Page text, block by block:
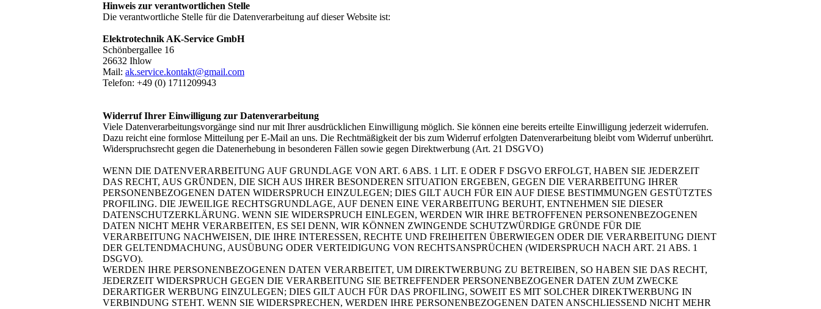
Hinweis zur verantwortlichen Stelle
Die verantwortliche Stelle für die Datenverarbeitung auf dieser Website ist:
Elektrotechnik AK-Service GmbH
Schönbergallee 16
26632 Ihlow
Mail: ak.service.kontakt@gmail.com
Telefon: +49 (0) 1711209943
Widerruf Ihrer Einwilligung zur Datenverarbeitung
Viele Datenverarbeitungsvorgänge sind nur mit Ihrer ausdrücklichen Einwilligung möglich. Sie können eine bereits erteilte Einwilligung jederzeit widerrufen.
Dazu reicht eine formlose Mitteilung per E-Mail an uns. Die Rechtmäßigkeit der bis zum Widerruf erfolgten Datenverarbeitung bleibt vom Widerruf unberührt.
Widerspruchsrecht gegen die Datenerhebung in besonderen Fällen sowie gegen Direktwerbung (Art. 21 DSGVO)
WENN DIE DATENVERARBEITUNG AUF GRUNDLAGE VON ART. 6 ABS. 1 LIT. E ODER F DSGVO ERFOLGT, HABEN SIE JEDERZEIT
DAS RECHT, AUS GRÜNDEN, DIE SICH AUS IHRER BESONDEREN SITUATION ERGEBEN, GEGEN DIE VERARBEITUNG IHRER
PERSONENBEZOGENEN DATEN WIDERSPRUCH EINZULEGEN; DIES GILT AUCH FÜR EIN AUF DIESE BESTIMMUNGEN GESTÜTZTES
PROFILING. DIE JEWEILIGE RECHTSGRUNDLAGE, AUF DENEN EINE VERARBEITUNG BERUHT, ENTNEHMEN SIE DIESER
DATENSCHUTZERKLÄRUNG. WENN SIE WIDERSPRUCH EINLEGEN, WERDEN WIR IHRE BETROFFENEN PERSONENBEZOGENEN
DATEN NICHT MEHR VERARBEITEN, ES SEI DENN, WIR KÖNNEN ZWINGENDE SCHUTZWÜRDIGE GRÜNDE FÜR DIE
VERARBEITUNG NACHWEISEN, DIE IHRE INTERESSEN, RECHTE UND FREIHEITEN ÜBERWIEGEN ODER DIE VERARBEITUNG DIENT
DER GELTENDMACHUNG, AUSÜBUNG ODER VERTEIDIGUNG VON RECHTSANSPRÜCHEN (WIDERSPRUCH NACH ART. 21 ABS. 1
DSGVO).
WERDEN IHRE PERSONENBEZOGENEN DATEN VERARBEITET, UM DIREKTWERBUNG ZU BETREIBEN, SO HABEN SIE DAS RECHT,
JEDERZEIT WIDERSPRUCH GEGEN DIE VERARBEITUNG SIE BETREFFENDER PERSONENBEZOGENER DATEN ZUM ZWECKE
DERARTIGER WERBUNG EINZULEGEN; DIES GILT AUCH FÜR DAS PROFILING, SOWEIT ES MIT SOLCHER DIREKTWERBUNG IN
VERBINDUNG STEHT. WENN SIE WIDERSPRECHEN, WERDEN IHRE PERSONENBEZOGENEN DATEN ANSCHLIESSEND NICHT MEHR